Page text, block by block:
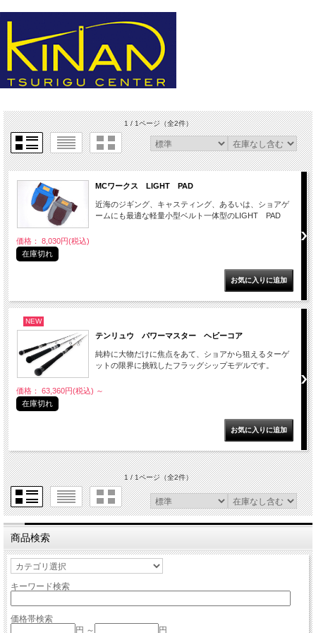
1 / 1ページ（全2件）
MCワークス LIGHT PAD
近海のジギング、キャスティング、あるいは、ショアゲ
ームにも最適な軽量小型ベルト一体型のLIGHT PAD
価格： 8,030円(税込)
在庫切れ
NEW
テンリュウ パワーマスター ヘビーコア
純粋に大物だけに焦点をあて、ショアから狙えるターゲ
ットの限界に挑戦したフラッグシップモデルです。
価格： 63,360円(税込) ～
在庫切れ
1 / 1ページ（全2件）
商品検索
キーワード検索
価格帯検索
円 ～
円